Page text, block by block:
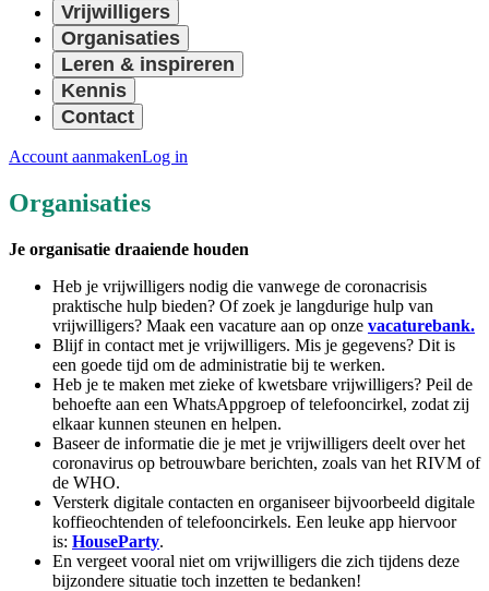
Vrijwilligers
Organisaties
Leren & inspireren
Kennis
Contact
Account aanmakenLog in
Organisaties
Je organisatie draaiende houden
Heb je vrijwilligers nodig die vanwege de coronacrisis
praktische hulp bieden? Of zoek je langdurige hulp van
vrijwilligers? Maak een vacature aan op onze vacaturebank.
Blijf in contact met je vrijwilligers. Mis je gegevens? Dit is
een goede tijd om de administratie bij te werken.
Heb je te maken met zieke of kwetsbare vrijwilligers? Peil de
behoefte aan een WhatsAppgroep of telefooncirkel, zodat zij
elkaar kunnen steunen en helpen.
Baseer de informatie die je met je vrijwilligers deelt over het
coronavirus op betrouwbare berichten, zoals van het RIVM of
de WHO.
Versterk digitale contacten en organiseer bijvoorbeeld digitale
koffieochtenden of telefooncirkels. Een leuke app hiervoor
is: HouseParty.
En vergeet vooral niet om vrijwilligers die zich tijdens deze
bijzondere situatie toch inzetten te bedanken!